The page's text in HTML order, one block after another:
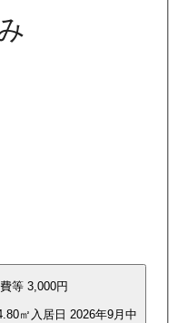
等 3,000円
㎡ 入居日 2026年9月中